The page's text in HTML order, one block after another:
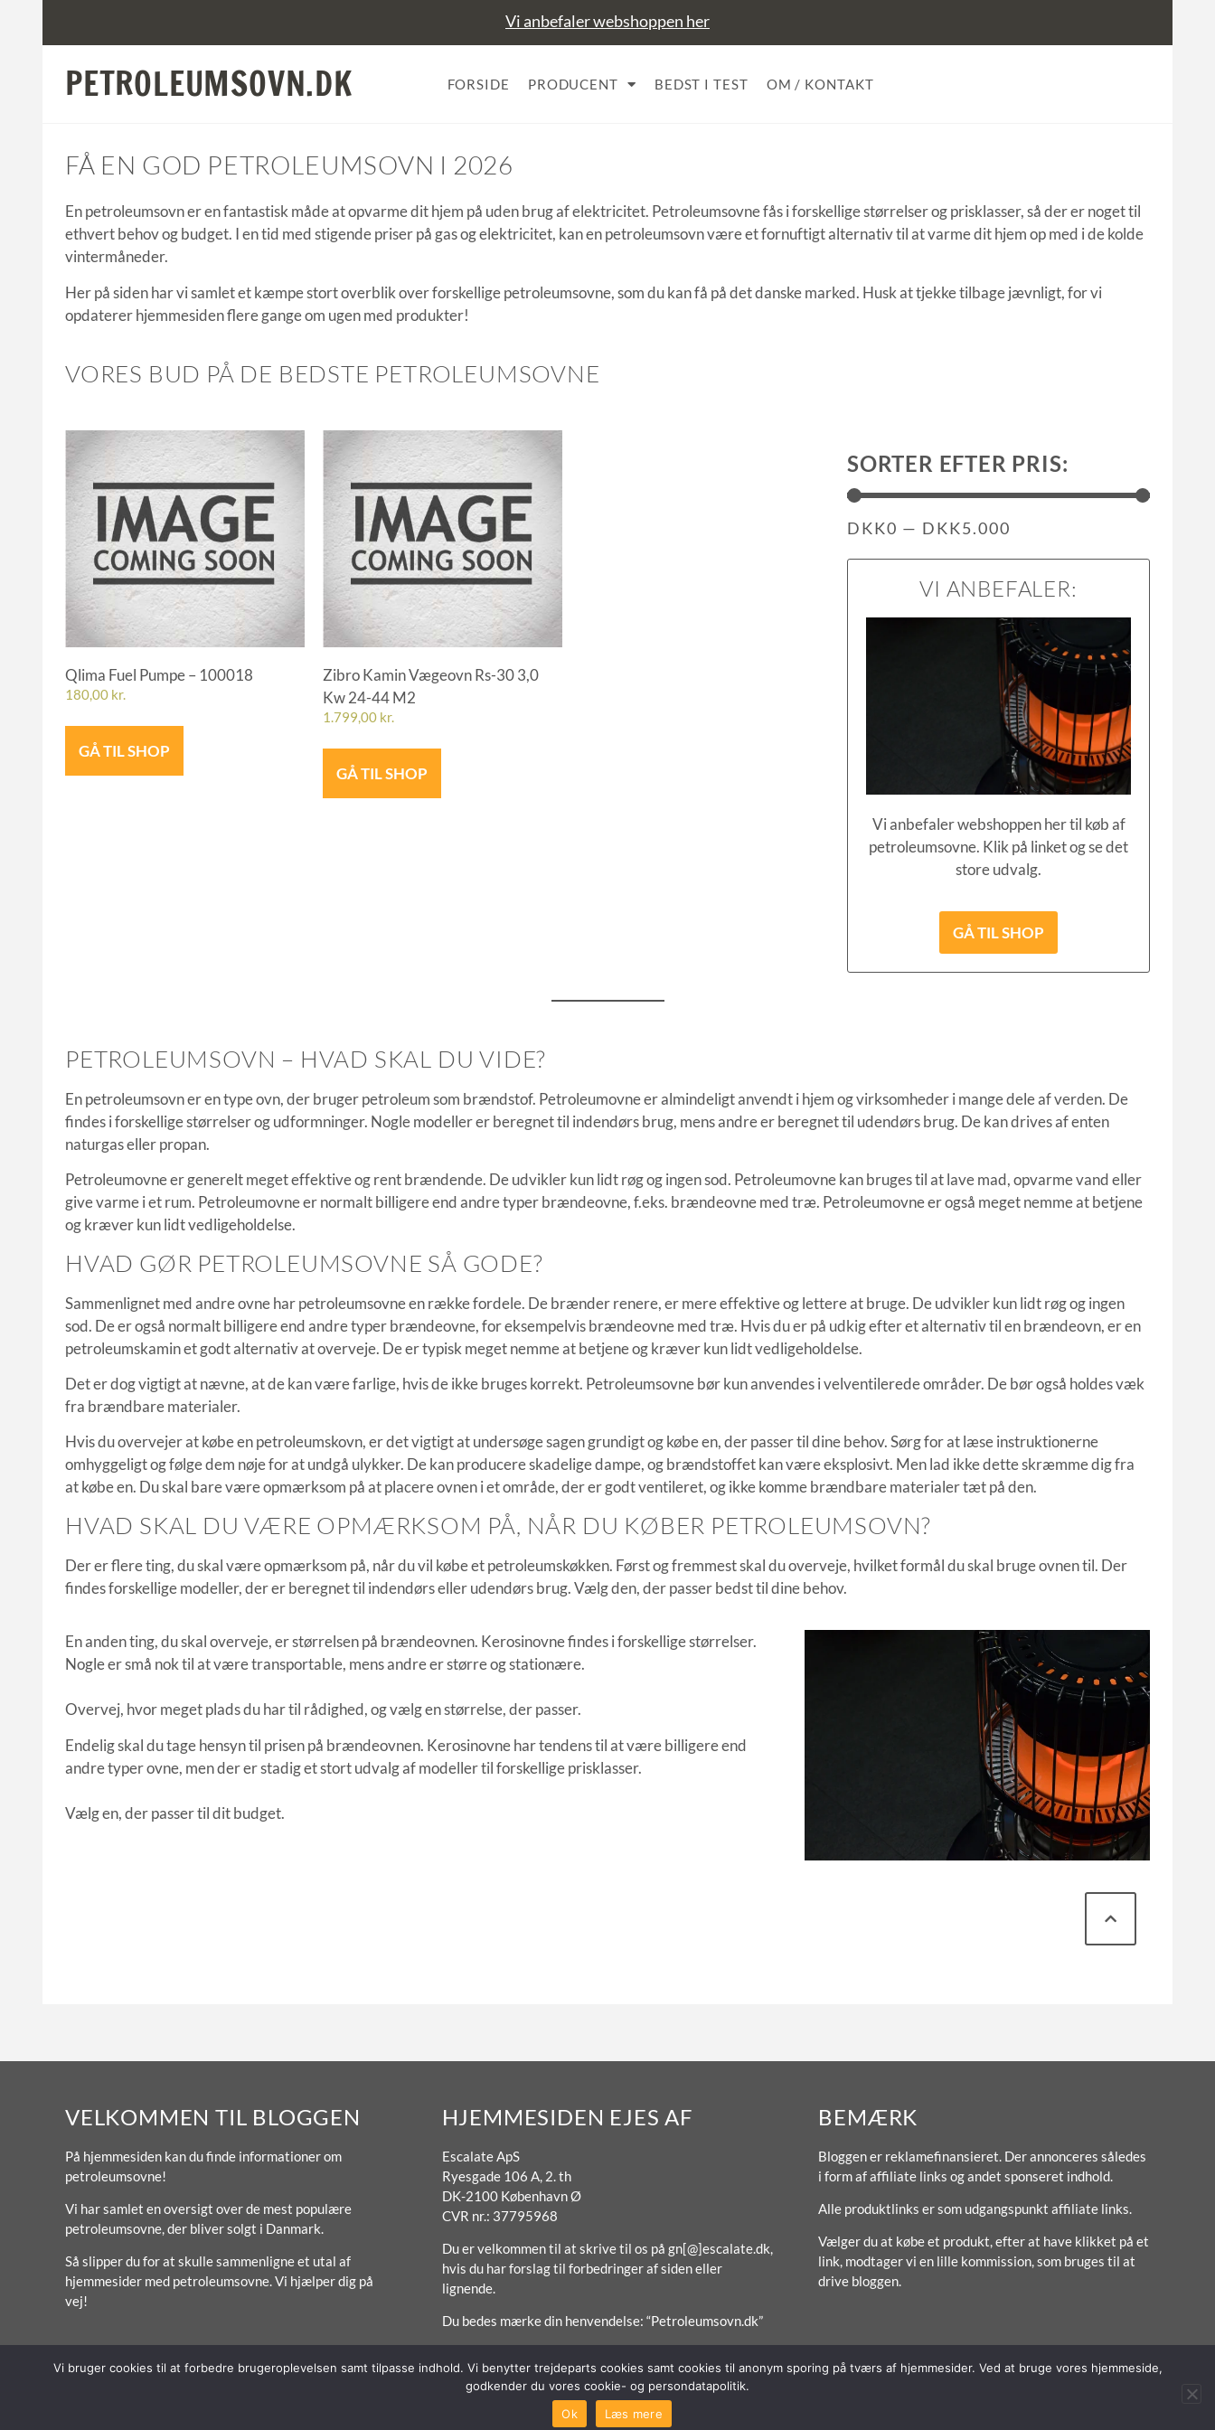
Vi anbefaler webshoppen her
PETROLEUMSOVN.DK FORSIDE PRODUCENT BEDST I TEST OM / KONTAKT
FÅ EN GOD PETROLEUMSOVN I 2026
En petroleumsovn er en fantastisk måde at opvarme dit hjem på uden brug af elektricitet. Petroleumsovne fås i forskellige størrelser og prisklasser, så der er noget til
ethvert behov og budget. I en tid med stigende priser på gas og elektricitet, kan en petroleumsovn være et fornuftigt alternativ til at varme dit hjem op med i de kolde
vintermåneder.
Her på siden har vi samlet et kæmpe stort overblik over forskellige petroleumsovne, som du kan få på det danske marked. Husk at tjekke tilbage jævnligt, for vi
opdaterer hjemmesiden flere gange om ugen med produkter!
VORES BUD PÅ DE BEDSTE PETROLEUMSOVNE
Qlima Fuel Pumpe – 100018
180,00 kr.
GÅ TIL SHOP
Zibro Kamin Vægeovn Rs-30 3,0
Kw 24-44 M2
1.799,00 kr.
GÅ TIL SHOP
SORTER EFTER PRIS:
DKK0 — DKK5.000
VI ANBEFALER:
Vi anbefaler webshoppen her til køb af
petroleumsovne. Klik på linket og se det
store udvalg.
GÅ TIL SHOP
PETROLEUMSOVN – HVAD SKAL DU VIDE?
En petroleumsovn er en type ovn, der bruger petroleum som brændstof. Petroleumovne er almindeligt anvendt i hjem og virksomheder i mange dele af verden. De
findes i forskellige størrelser og udformninger. Nogle modeller er beregnet til indendørs brug, mens andre er beregnet til udendørs brug. De kan drives af enten
naturgas eller propan.
Petroleumovne er generelt meget effektive og rent brændende. De udvikler kun lidt røg og ingen sod. Petroleumovne kan bruges til at lave mad, opvarme vand eller
give varme i et rum. Petroleumovne er normalt billigere end andre typer brændeovne, f.eks. brændeovne med træ. Petroleumovne er også meget nemme at betjene
og kræver kun lidt vedligeholdelse.
HVAD GØR PETROLEUMSOVNE SÅ GODE?
Sammenlignet med andre ovne har petroleumsovne en række fordele. De brænder renere, er mere effektive og lettere at bruge. De udvikler kun lidt røg og ingen
sod. De er også normalt billigere end andre typer brændeovne, for eksempelvis brændeovne med træ. Hvis du er på udkig efter et alternativ til en brændeovn, er en
petroleumskamin et godt alternativ at overveje. De er typisk meget nemme at betjene og kræver kun lidt vedligeholdelse.
Det er dog vigtigt at nævne, at de kan være farlige, hvis de ikke bruges korrekt. Petroleumsovne bør kun anvendes i velventilerede områder. De bør også holdes væk
fra brændbare materialer.
Hvis du overvejer at købe en petroleumskovn, er det vigtigt at undersøge sagen grundigt og købe en, der passer til dine behov. Sørg for at læse instruktionerne
omhyggeligt og følge dem nøje for at undgå ulykker. De kan producere skadelige dampe, og brændstoffet kan være eksplosivt. Men lad ikke dette skræmme dig fra
at købe en. Du skal bare være opmærksom på at placere ovnen i et område, der er godt ventileret, og ikke komme brændbare materialer tæt på den.
HVAD SKAL DU VÆRE OPMÆRKSOM PÅ, NÅR DU KØBER PETROLEUMSOVN?
Der er flere ting, du skal være opmærksom på, når du vil købe et petroleumskøkken. Først og fremmest skal du overveje, hvilket formål du skal bruge ovnen til. Der
findes forskellige modeller, der er beregnet til indendørs eller udendørs brug. Vælg den, der passer bedst til dine behov.
En anden ting, du skal overveje, er størrelsen på brændeovnen. Kerosinovne findes i forskellige størrelser.
Nogle er små nok til at være transportable, mens andre er større og stationære.
Overvej, hvor meget plads du har til rådighed, og vælg en størrelse, der passer.
Endelig skal du tage hensyn til prisen på brændeovnen. Kerosinovne har tendens til at være billigere end
andre typer ovne, men der er stadig et stort udvalg af modeller til forskellige prisklasser.
Vælg en, der passer til dit budget.
VELKOMMEN TIL BLOGGEN
På hjemmesiden kan du finde informationer om
petroleumsovne!
Vi har samlet en oversigt over de mest populære
petroleumsovne, der bliver solgt i Danmark.
Så slipper du for at skulle sammenligne et utal af
hjemmesider med petroleumsovne. Vi hjælper dig på
vej!
HJEMMESIDEN EJES AF
Escalate ApS
Ryesgade 106 A, 2. th
DK-2100 København Ø
CVR nr.: 37795968
Du er velkommen til at skrive til os på gn[@]escalate.dk,
hvis du har forslag til forbedringer af siden eller
lignende.
Du bedes mærke din henvendelse: “Petroleumsovn.dk”
BEMÆRK
Bloggen er reklamefinansieret. Der annonceres således
i form af affiliate links og andet sponseret indhold.
Alle produktlinks er som udgangspunkt affiliate links.
Vælger du at købe et produkt, efter at have klikket på et
link, modtager vi en lille kommission, som bruges til at
drive bloggen.
Om / Kontakt Betingelser
Vi bruger cookies til at forbedre brugeroplevelsen samt tilpasse indhold. Vi benytter trejdeparts cookies samt cookies til anonym sporing på tværs af hjemmesider. Ved at bruge vores hjemmeside,
godkender du vores cookie- og persondatapolitik.
Ok
Læs mere